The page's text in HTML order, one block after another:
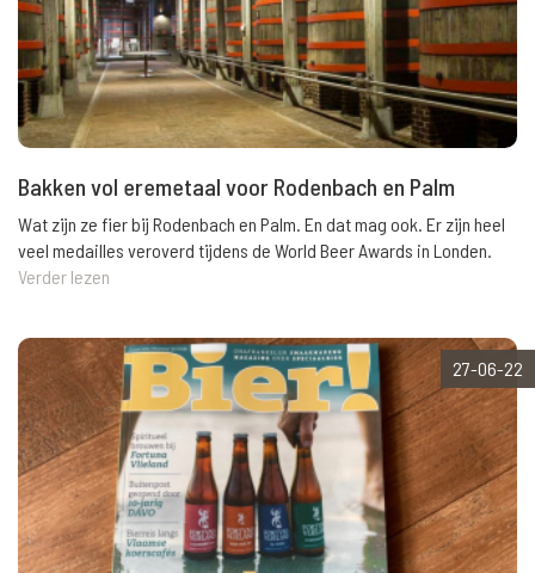
Bakken vol eremetaal voor Rodenbach en Palm
Wat zijn ze fier bij Rodenbach en Palm. En dat mag ook. Er zijn heel
veel medailles veroverd tijdens de World Beer Awards in Londen.
Verder lezen
27-06-22